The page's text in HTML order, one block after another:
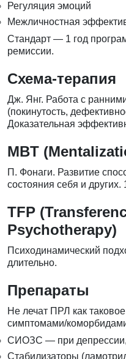
Регуляция эмоций
Межличностная
Стандарт — 1 год
ремиссии.
Схема-терапия
Дж. Янг. Работа с
(покинутость,
Доказательная
MBT
П. Фонаги. Развитие
состояния себя и
TFP
Psychotherapy)
Психодинамический
длительно.
Препараты
Не лечат ПРЛ как
симптомами/
СИОЗС — при депрессии,
Стабилизаторы